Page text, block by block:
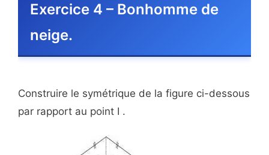
Exercice 4 – Bonhomme de
neige.
Construire le symétrique de la figure ci-dessous
par rapport au point I .